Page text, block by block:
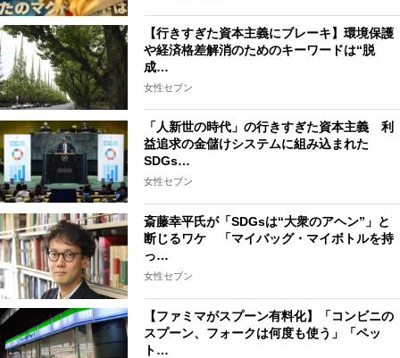
【行きすぎた資本主義にブレーキ】環境保護
や経済格差解消のためのキーワードは“脱
成…
女性セブン
「人新世の時代」の行きすぎた資本主義 利
益追求の金儲けシステムに組み込まれた
SDGs…
女性セブン
斎藤幸平氏が「SDGsは“大衆のアヘン”」と
断じるワケ 「マイバッグ・マイボトルを持
っ…
女性セブン
【ファミマがスプーン有料化】「コンビニの
スプーン、フォークは何度も使う」「ペッ
ト…